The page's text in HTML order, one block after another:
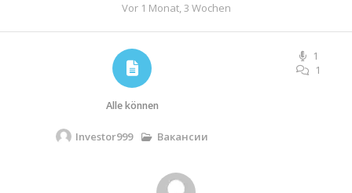
Vor 1 Monat, 3 Wochen
Alle können
Investor999 Вакансии
1
1